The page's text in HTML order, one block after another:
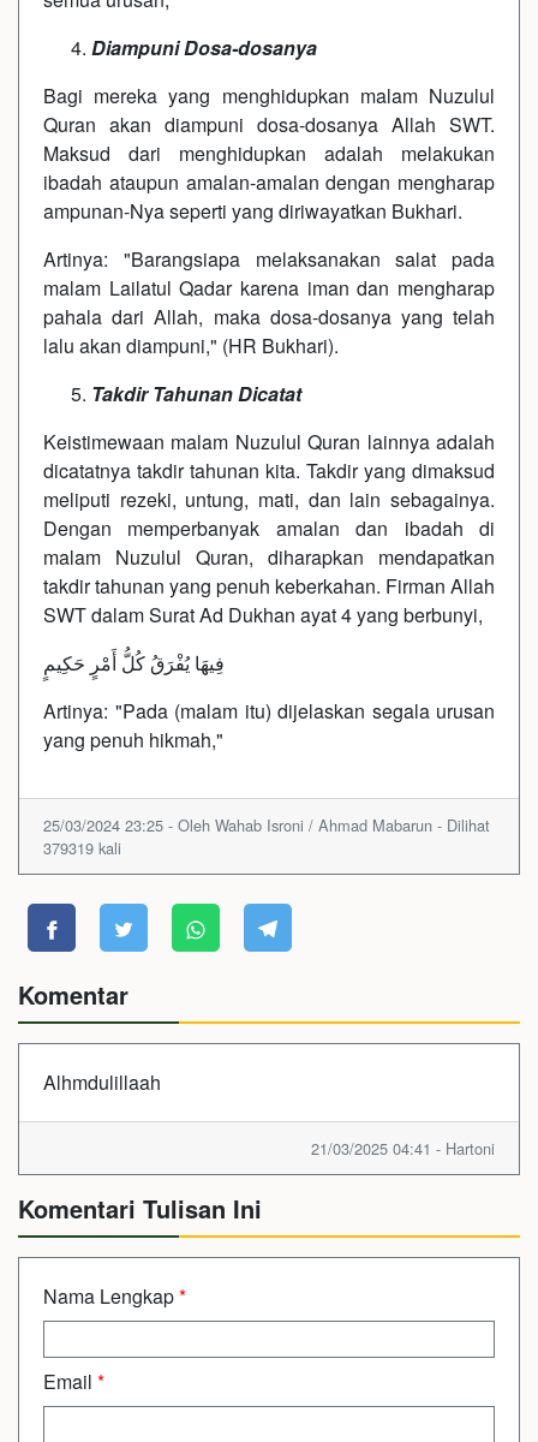
Diampuni Dosa-dosanya
Bagi mereka yang menghidupkan malam Nuzulul
Quran akan diampuni dosa-dosanya Allah SWT.
Maksud dari menghidupkan adalah melakukan
ibadah ataupun amalan-amalan dengan mengharap
ampunan-Nya seperti yang diriwayatkan Bukhari.
Artinya: "Barangsiapa melaksanakan salat pada
malam Lailatul Qadar karena iman dan mengharap
pahala dari Allah, maka dosa-dosanya yang telah
lalu akan diampuni," (HR Bukhari).
Takdir Tahunan Dicatat
Keistimewaan malam Nuzulul Quran lainnya adalah
dicatatnya takdir tahunan kita. Takdir yang dimaksud
meliputi rezeki, untung, mati, dan lain sebagainya.
Dengan memperbanyak amalan dan ibadah di
malam Nuzulul Quran, diharapkan mendapatkan
takdir tahunan yang penuh keberkahan. Firman Allah
SWT dalam Surat Ad Dukhan ayat 4 yang berbunyi,
Artinya: "Pada (malam itu) dijelaskan segala urusan
yang penuh hikmah,"
25/03/2024 23:25 - Oleh Wahab Isroni / Ahmad Mabarun - Dilihat
379319 kali
Komentar
Alhmdulillaah
21/03/2025 04:41 - Hartoni
Komentari Tulisan Ini
Nama Lengkap*
Email *